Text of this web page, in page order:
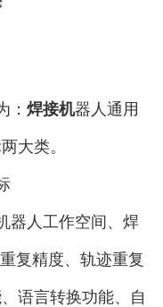
： 焊接机器人通用
两大类。
器人工作空间、焊
复精度、轨迹重复
语言转换功能、自